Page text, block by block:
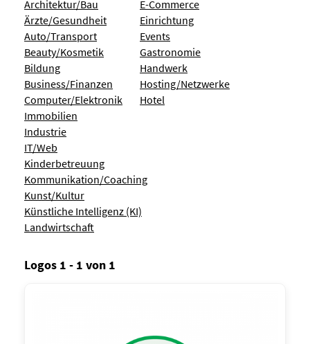
Architektur/Bau
Ärzte/Gesundheit
Auto/Transport
Beauty/Kosmetik
Bildung
Business/Finanzen
Computer/Elektronik
E-Commerce
Einrichtung
Events
Gastronomie
Handwerk
Hosting/Netzwerke
Hotel
Immobilien
Industrie
IT/Web
Kinderbetreuung
Kommunikation/Coaching
Kunst/Kultur
Künstliche Intelligenz (KI)
Landwirtschaft
Logos 1 - 1 von 1